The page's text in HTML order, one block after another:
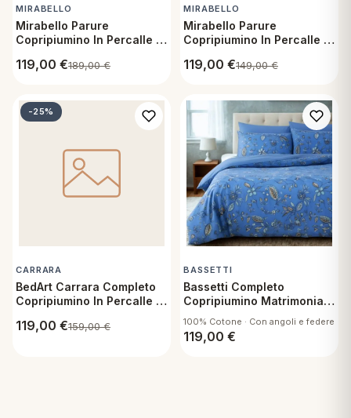
MIRABELLO
Mirabello Parure
Copripiumino In Percalle di
Mamma Mia
119,00 €189,00€
MIRABELLO
Mirabello Parure
Copripiumino In Percalle di
Millenial Tartan N61
119,00 €149,00€
-25%
CARRARA
BedArt Carrara Completo
Copripiumino In Percalle di
Demetra 001
119,00 €159,00€
BASSETTI
Bassetti Completo
Copripiumino Matrimoniale
100% Cotone · Con angoli e federe
119,00 €